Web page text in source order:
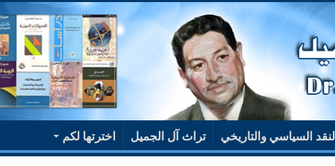
النقد السياسي والتاريخي تراث آل الجميل اخترتها لكم